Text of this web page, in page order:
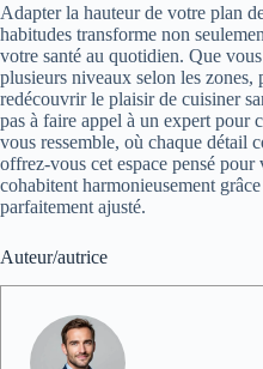
Adapter la hauteur de votre plan
habitudes transforme non
votre santé au quotidien. Que
plusieurs niveaux selon les zones,
redécouvrir le plaisir de cuisiner
pas à faire appel à un expert pour
vous ressemble, où chaque détail
offrez-vous cet espace pensé
cohabitent harmonieusement
parfaitement ajusté.
Auteur/autrice